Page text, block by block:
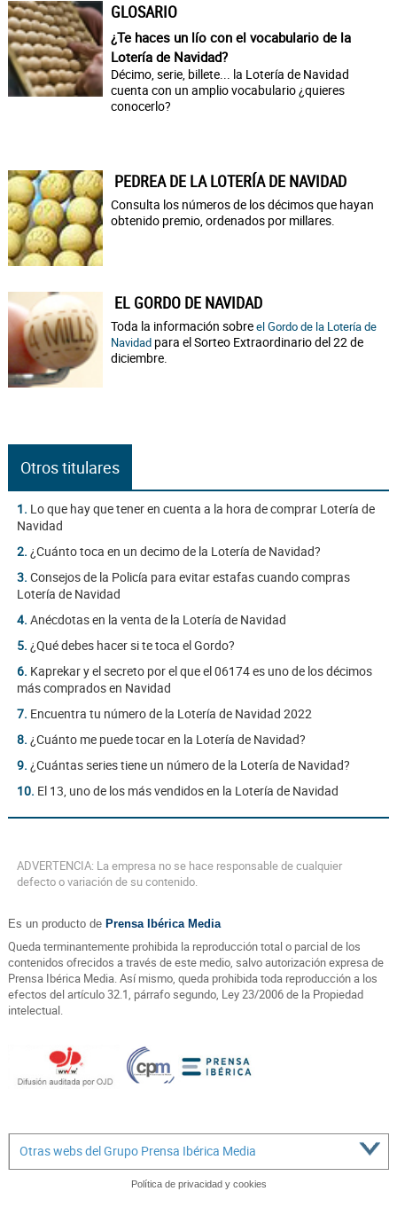
GLOSARIO
¿Te haces un lío con el vocabulario de la
Lotería de Navidad?
Décimo, serie, billete... la Lotería de Navidad
cuenta con un amplio vocabulario ¿quieres
conocerlo?
PEDREA DE LA LOTERÍA DE NAVIDAD
Consulta los números de los décimos que hayan
obtenido premio, ordenados por millares.
EL GORDO DE NAVIDAD
Toda la información sobreel Gordo de la Lotería de
Navidad para el Sorteo Extraordinario del 22 de
diciembre.
Otros titulares
1. Lo que hay que tener en cuenta a la hora de comprar Lotería de
Navidad
2. ¿Cuánto toca en un decimo de la Lotería de Navidad?
3. Consejos de la Policía para evitar estafas cuando compras
Lotería de Navidad
4. Anécdotas en la venta de la Lotería de Navidad
5. ¿Qué debes hacer si te toca el Gordo?
6. Kaprekar y el secreto por el que el 06174 es uno de los décimos
más comprados en Navidad
7. Encuentra tu número de la Lotería de Navidad 2022
8. ¿Cuánto me puede tocar en la Lotería de Navidad?
9. ¿Cuántas series tiene un número de la Lotería de Navidad?
10. El 13, uno de los más vendidos en la Lotería de Navidad
ADVERTENCIA: La empresa no se hace responsable de cualquier
defecto o variación de su contenido.
Es un producto de Prensa Ibérica Media
Queda terminantemente prohibida la reproducción total o parcial de los
contenidos ofrecidos a través de este medio, salvo autorización expresa de
Prensa Ibérica Media. Así mismo, queda prohibida toda reproducción a los
efectos del artículo 32.1, párrafo segundo, Ley 23/2006 de la Propiedad
intelectual.
Otras webs del Grupo Prensa Ibérica Media
Política de privacidad y cookies